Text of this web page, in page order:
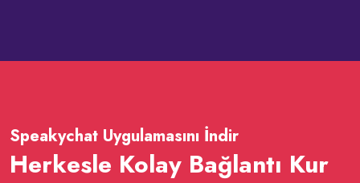
Speakychat Uygulamasını İndir
Herkesle Kolay Bağlantı Kur